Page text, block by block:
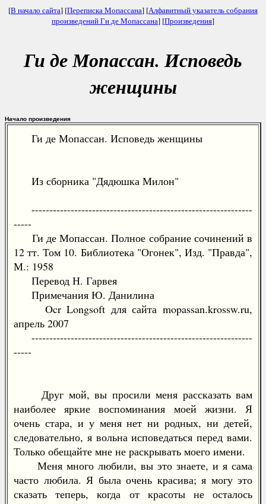
[В начало сайта] [Переписка Мопассана] [Алфавитный указатель собрания
произведений Ги де Мопассана] [Произведения]
Ги де Мопассан. Исповедь
женщины
Начало произведения
Ги де Мопассан. Исповедь женщины
Из сборника "Дядюшка Милон"
--------------------------------------------------------------
-----
Ги де Мопассан. Полное собрание сочинений в
12 тт. Том 10. Библиотека "Огонек", Изд. "Правда",
М.: 1958
Перевод Н. Гарвея
Примечания Ю. Данилина
Ocr Longsoft для сайта mopassan.krossw.ru,
апрель 2007
--------------------------------------------------------------
-----
Друг мой, вы просили меня рассказать вам
наиболее яркие воспоминания моей жизни. Я
очень стара, и у меня нет ни родных, ни детей,
следовательно, я вольна исповедаться перед вами.
Только обещайте мне не раскрывать моего имени.
Меня много любили, вы это знаете, и я сама
часто любила. Я была очень красива; я могу это
сказать теперь, когда от красоты не осталось